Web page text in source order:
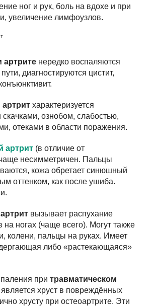
ног и рук, боль на вдохе и при
увеличение лимфоузлов.
артрите нередко воспаляются
диагностируются цистит,
характеризуется
ознобом, слабостью,
отеками в области поражения.
артрит (в отличие от
несимметричен. Пальцы
кожа обретает синюшный
оттенком, как после ушиба.
вызывает распухание
ногах (чаще всего). Могут также
колени, пальцы на руках. Имеет
либо «растекающаяся»
при травматическом
хруст в повреждённых
хрусту при остеоартрите. Эти